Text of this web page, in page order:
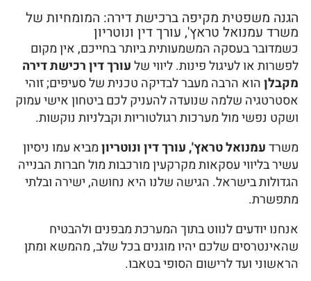
הגנה משפטית מקיפה ברכישת דירה: המומחיות של
משרד עמנואל טראץ', עורך דין ונוטריון
כשמדובר בעסקה המשמעותית ביותר בחייכם, אין מקום
לפשרות או לעיגול פינות. ליווי שלעורך דין רכישת דירה
מקבלןהוא הרבה מעבר לבדיקה טכנית של סעיפים; זוהי
אסטרטגיה שלמה שנועדה להעניק לכם ביטחון אישי עמוק
ושקט נפשי מול מערכות רגולטוריות וקבלניות נוקשות.
משרדעמנואל טראץ', עורך דין ונוטריוןמביא עמו ניסיון
עשיר בליווי עסקאות מקרקעין מורכבות מול חברות הבנייה
הגדולות בישראל. הגישה שלנו היא נחושה, ישירה ובלתי
מתפשרת.
אנחנו יודעים לנווט בתוך המערכת מבפנים ולהבטיח
שהאינטרסים שלכם יהיו מוגנים בכל שלב, מהמשא ומתן
הראשוני ועד לרישום הסופי בטאבו.